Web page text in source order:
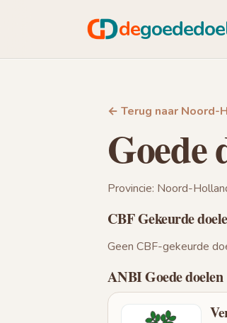
de
← Terug naar Noord-
Goede
Provincie: Noord-
CBF Gekeurde
Geen CBF-gekeurde
ANBI Goede doelen